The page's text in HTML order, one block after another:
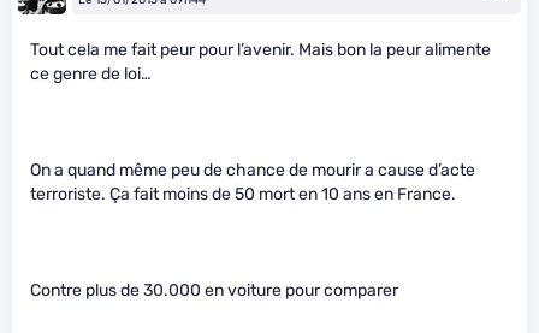
Tout cela me fait peur pour l’avenir. Mais bon la peur alimente
ce genre de loi…
On a quand même peu de chance de mourir a cause d’acte
terroriste. Ça fait moins de 50 mort en 10 ans en France.
Contre plus de 30.000 en voiture pour comparer